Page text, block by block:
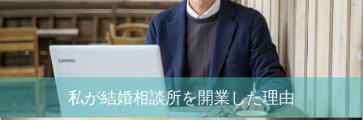
私が結婚相談所を開業した理由